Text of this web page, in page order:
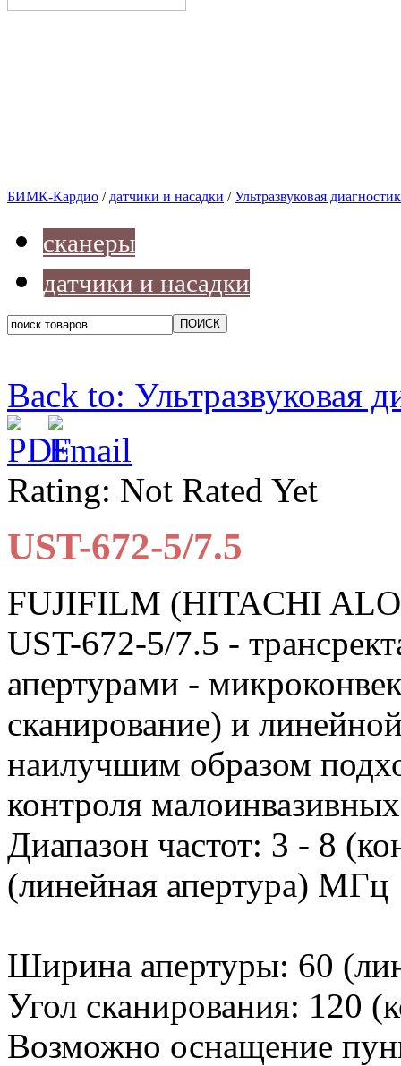
БИМК-Кардио / датчики и насадки /Ультразвуковая
сканеры
датчики и насадки
Back to: Ультразвуковая
Rating: Not Rated Yet
UST-672-5/7.5
FUJIFILM (HITACHI
UST-672-5/7.5 -
апертурами -
сканирование) и
наилучшим образом
контроля
Диапазон частот: 3 - 8
(линейная апертура) МГц
Ширина апертуры: 60
Угол сканирования: 120
Возможно оснащение